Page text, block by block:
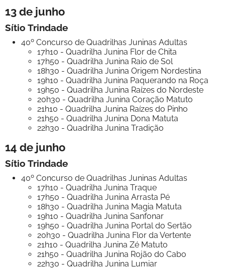
13 de junho
Sítio Trindade
40º Concurso de Quadrilhas Juninas Adultas
17h10 - Quadrilha Junina Flor de Chita
17h50 - Quadrilha Junina Raio de Sol
18h30 - Quadrilha Junina Origem Nordestina
19h10 - Quadrilha Junina Paquerando na Roça
19h50 - Quadrilha Junina Raízes do Nordeste
20h30 - Quadrilha Junina Coração Matuto
21h10 - Quadrilha Junina Raízes do Pinho
21h50 - Quadrilha Junina Dona Matuta
22h30 - Quadrilha Junina Tradição
14 de junho
Sítio Trindade
40º Concurso de Quadrilhas Juninas Adultas
17h10 - Quadrilha Junina Traque
17h50 - Quadrilha Junina Arrasta Pé
18h30 - Quadrilha Junina Magia Matuta
19h10 - Quadrilha Junina Sanfonar
19h50 - Quadrilha Junina Portal do Sertão
20h30 - Quadrilha Junina Flor da Vertente
21h10 - Quadrilha Junina Zé Matuto
21h50 - Quadrilha Junina Rojão do Cabo
22h30 - Quadrilha Junina Lumiar